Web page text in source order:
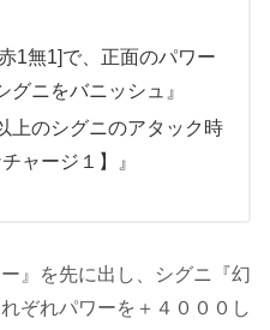
1無1]で、正面のパワー
グニをバニッシュ』
上のシグニのアタック時
ャージ１】』
』を先に出し、シグニ『幻
ぞれパワーを＋４０００し